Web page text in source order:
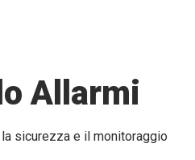
Allarmi
sicurezza e il monitoraggio